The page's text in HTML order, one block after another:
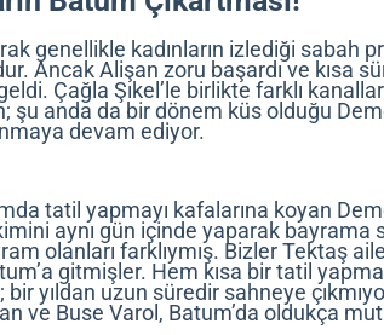
genellikle kadınların izlediği sabah
Ancak Alişan zoru başardı ve kısa
Çağla Şıkel’le birlikte farklı
şu anda da bir dönem küs olduğu
devam ediyor.
tatil yapmayı kafalarına koyan
aynı gün içinde yaparak bayrama
olanları farklıymış. Bizler Tektaş
gitmişler. Hem kısa bir tatil
bir yıldan uzun süredir sahneye
ve Buse Varol, Batum’da oldukça